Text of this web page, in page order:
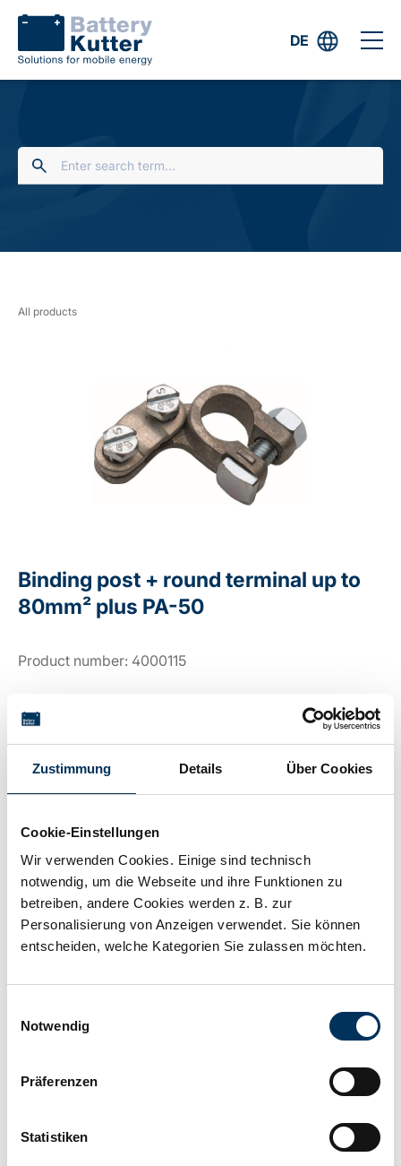
Zustimmung Details Über Cookies
Cookie-Einstellungen
Wir verwenden Cookies. Einige sind technisch
notwendig, um die Webseite und ihre Funktionen zu
betreiben, andere Cookies werden z. B. zur
Personalisierung von Anzeigen verwendet. Sie können
entscheiden, welche Kategorien Sie zulassen möchten.
Notwendig
Präferenzen
Statistiken
DE
All products
Binding post + round terminal up to
80mm² plus PA-50
Product number: 4000115
delivery time 2-5 working days
Login for price
Add to wishlist
Description